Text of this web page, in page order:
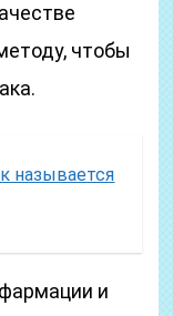
чтобы
называется
и